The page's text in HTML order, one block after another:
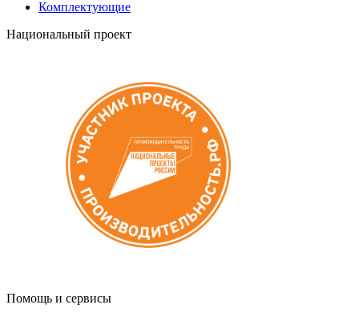
Комплектующие
Национальный проект
Помощь и сервисы